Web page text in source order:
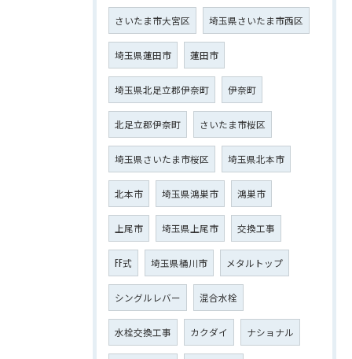
さいたま市大宮区 埼玉県さいたま市西区
埼玉県蓮田市 蓮田市
埼玉県北足立郡伊奈町 伊奈町
北足立郡伊奈町 さいたま市桜区
埼玉県さいたま市桜区 埼玉県北本市
北本市 埼玉県鴻巣市 鴻巣市
上尾市 埼玉県上尾市 交換工事
FF式 埼玉県桶川市 メタルトップ
シングルレバー 混合水栓
水栓交換工事 カクダイ ナショナル